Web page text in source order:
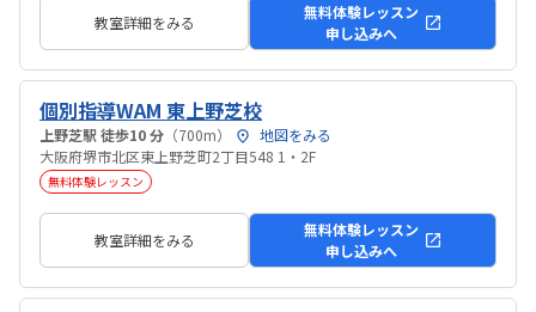
教室詳細をみる
無料体験レッスン
申し込みへ
個別指導WAM 東上野芝校
上野芝駅 徒歩10 分 （700m）
地図をみる
大阪府堺市北区東上野芝町2丁目548 1・2F
無料体験レッスン
教室詳細をみる
無料体験レッスン
申し込みへ